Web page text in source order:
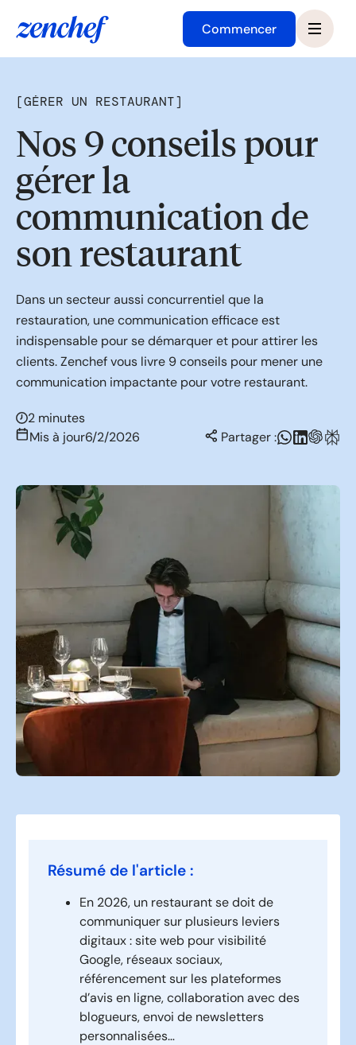
Commencer
[GÉRER UN RESTAURANT]
Nos 9 conseils pour
gérer la
communication de
son restaurant
Dans un secteur aussi concurrentiel que la
restauration, une communication efficace est
indispensable pour se démarquer et pour attirer les
clients. Zenchef vous livre 9 conseils pour mener une
communication impactante pour votre restaurant.
2 minutes
Mis à jour6/2/2026 Partager :
Résumé de l'article :
En 2026, un restaurant se doit de
communiquer sur plusieurs leviers
digitaux : site web pour visibilité
Google, réseaux sociaux,
référencement sur les plateformes
d’avis en ligne, collaboration avec des
blogueurs, envoi de newsletters
personnalisées…